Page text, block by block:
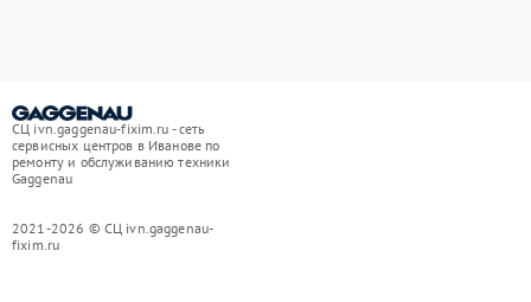
СЦ ivn.gaggenau-fixim.ru - сеть
сервисных центров в Иванове по
ремонту и обслуживанию техники
Gaggenau
2021-2026 © СЦ ivn.gaggenau-
fixim.ru